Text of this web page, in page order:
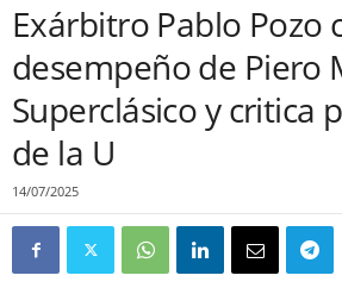
Exárbitro Pablo Pozo
desempeño de Piero
Superclásico y critica
de la U
14/07/2025